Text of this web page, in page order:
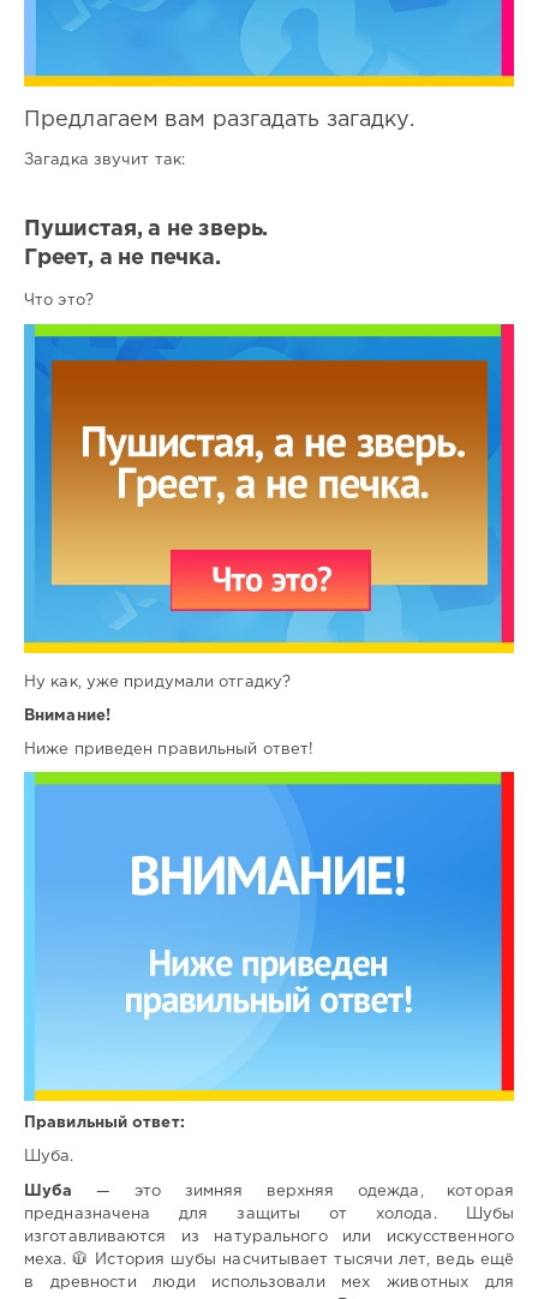
Предлагаем вам разгадать загадку.
Загадка звучит так:
Пушистая, а не зверь.
Греет, а не печка.
Что это?
Ну как, уже придумали отгадку?
Внимание!
Ниже приведен правильный ответ!
Правильный ответ:
Шуба.
Шуба
— это зимняя верхняя одежда, которая
предназначена для защиты от холода. Шубы
изготавливаются из натурального или искусственного
меха. 🧥 История шубы насчитывает тысячи лет, ведь ещё
в древности люди использовали мех животных для